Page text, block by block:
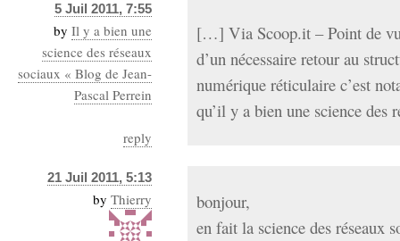
5 Juil 2011, 7:55
by Il y a bien une
science des réseaux
sociaux « Blog de Jean-
Pascal Perrein
reply
[…] Via Scoop.it – Point de
d’un nécessaire retour au
numérique réticulaire c’est
qu’il y a bien une science
21 Juil 2011, 5:13
by Thierry
bonjour,
en fait la science des réseaux